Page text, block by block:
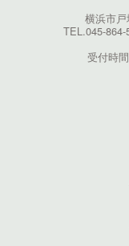
横浜市
TEL.045-
受付時